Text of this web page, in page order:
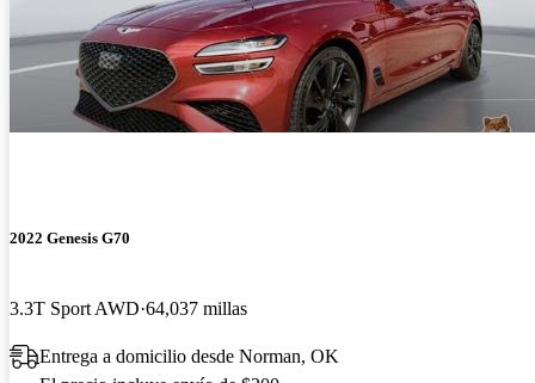
2022 Genesis G70
3.3T Sport AWD 64,037 millas
Entrega a domicilio desde Norman, OK